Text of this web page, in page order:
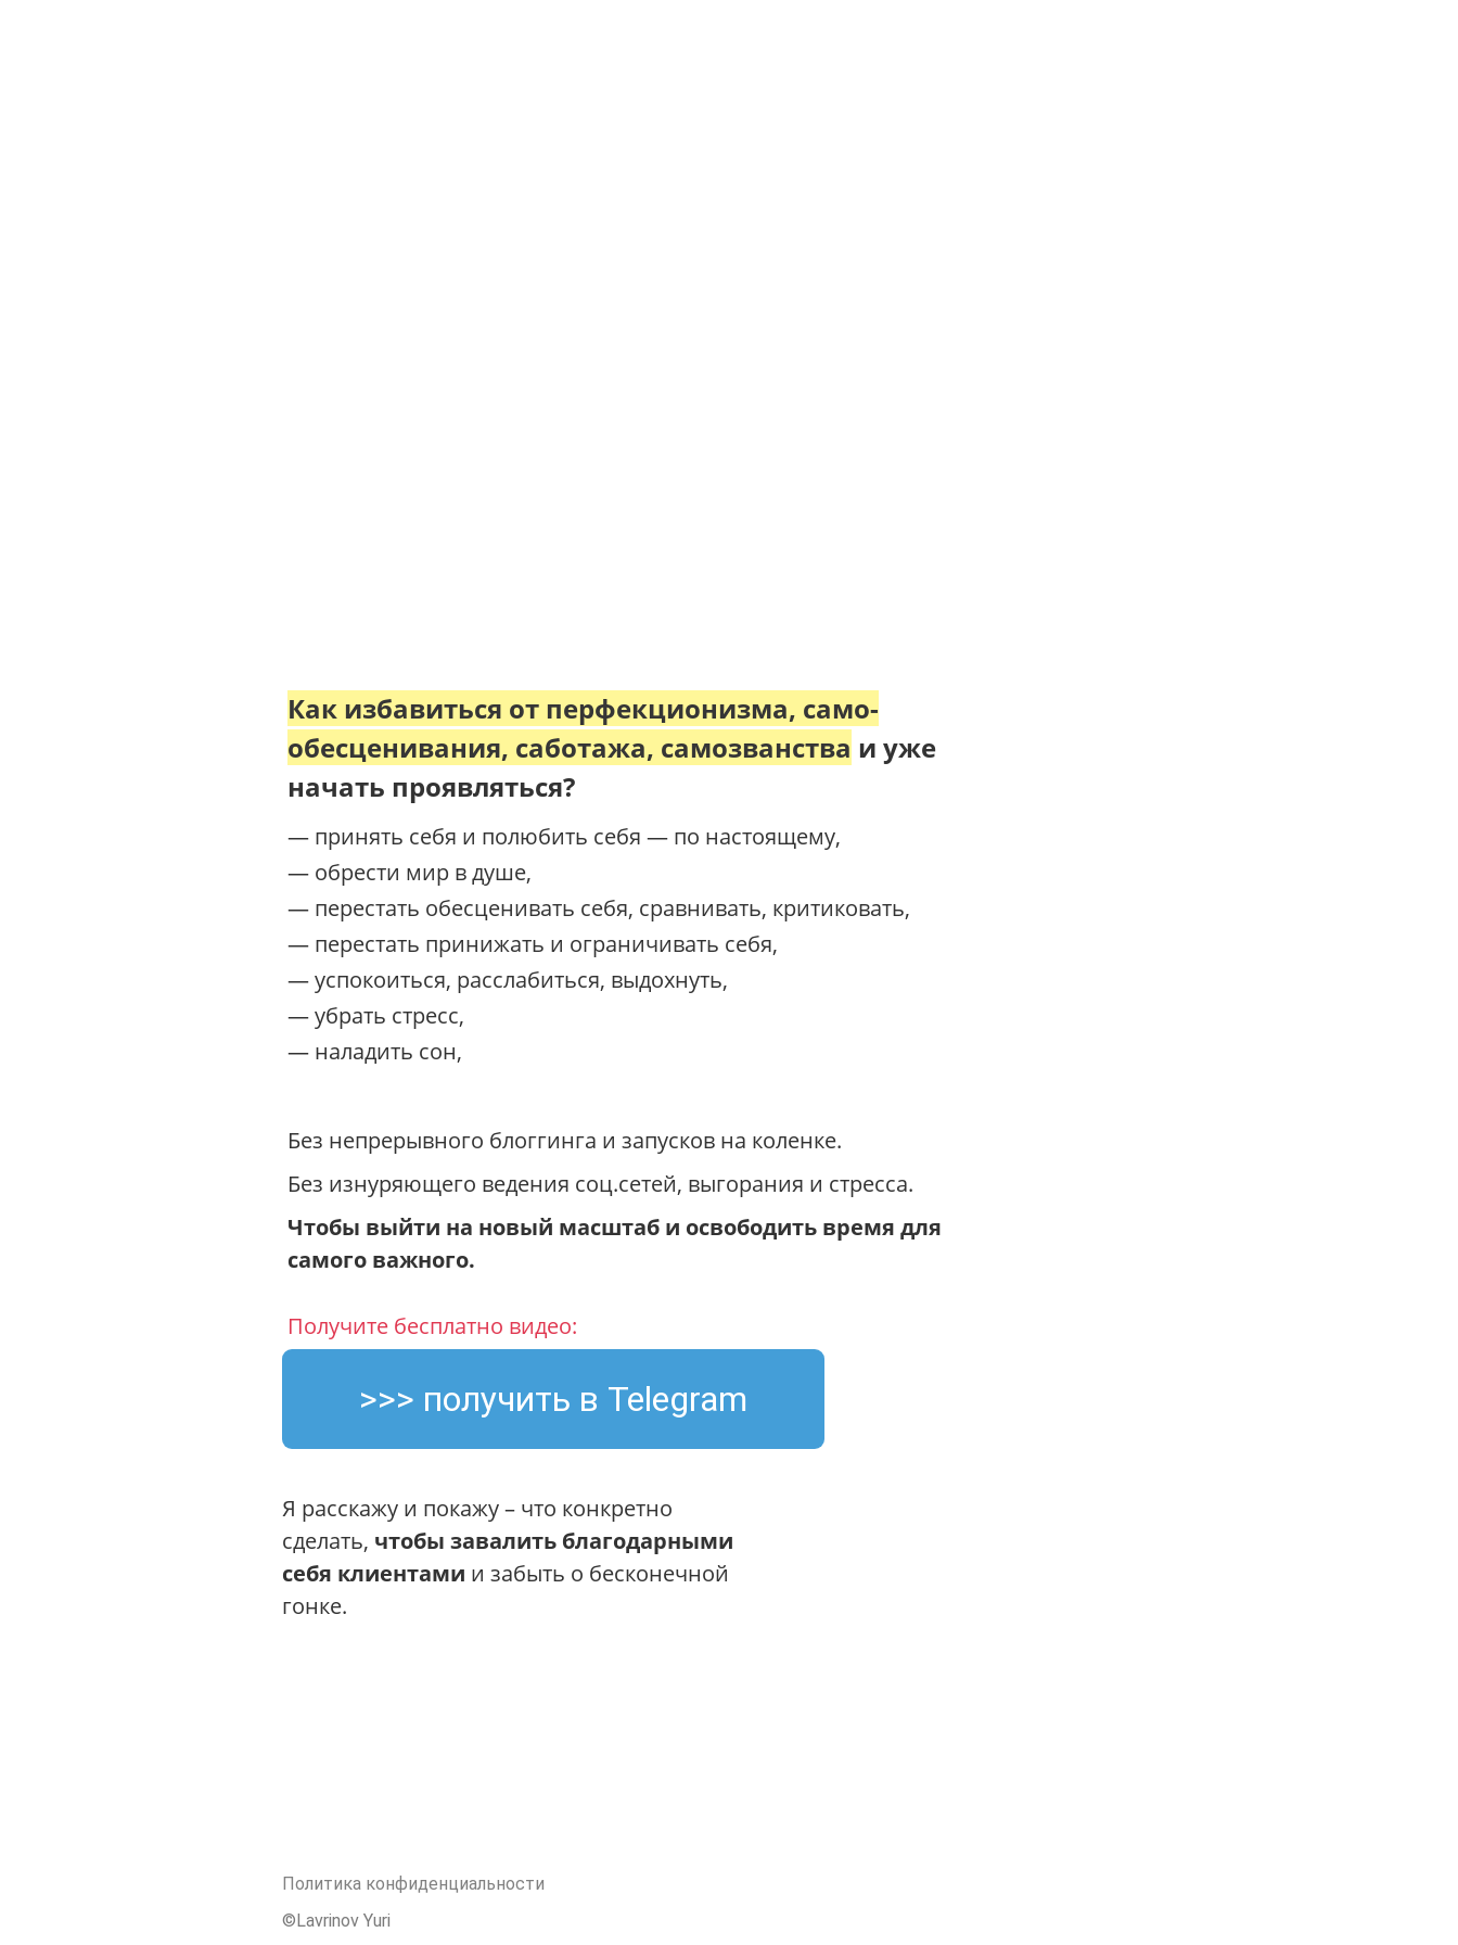
Как избавиться от перфекционизма, само-
обесценивания, саботажа, самозванства и уже
начать проявляться?
— принять себя и полюбить себя — по настоящему,
— обрести мир в душе,
— перестать обесценивать себя, сравнивать, критиковать,
— перестать принижать и ограничивать себя,
— успокоиться, расслабиться, выдохнуть,
— убрать стресс,
— наладить сон,
Без непрерывного блоггинга и запусков на коленке.
Без изнуряющего ведения соц.сетей, выгорания и стресса.
Чтобы выйти на новый масштаб и освободить время для
самого важного.
Получите бесплатно видео:
>>> получить в Telegram
Я расскажу и покажу – что конкретно
сделать, чтобы завалить благодарными
себя клиентами и забыть о бесконечной
гонке.
Политика конфиденциальности
©Lavrinov Yuri